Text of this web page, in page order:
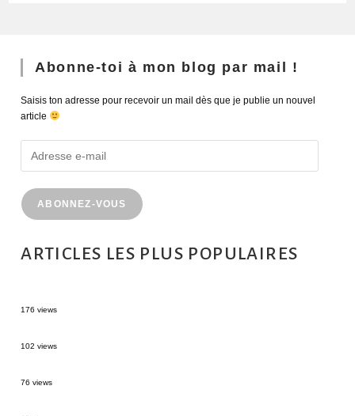
Abonne-toi à mon blog par mail !
Saisis ton adresse pour recevoir un mail dès que je publie un nouvel
article
ABONNEZ-VOUS
ARTICLES LES PLUS POPULAIRES
176 views
102 views
76 views